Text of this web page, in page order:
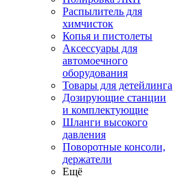
Распылитель для
химчисток
Копья и пистолеты
Аксессуары для
автомоечного
оборудования
Товары для детейлинга
Дозирующие станции
и комплектующие
Шланги высокого
давления
Поворотные консоли,
держатели
Ещё